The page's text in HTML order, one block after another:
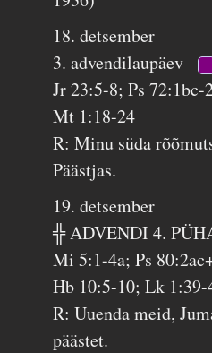
18. detsember
3. advendilaupäev
Jr 23:5-8; Ps 72:1bc-
Mt 1:18-24
R: Minu süda
Päästjas.
19. detsember
╬ ADVENDI 4.
Mi 5:1-4a; Ps
Hb 10:5-10; Lk 1:39-
R: Uuenda meid,
päästet.